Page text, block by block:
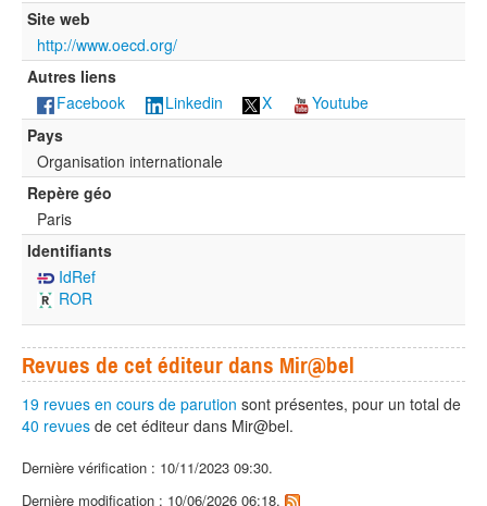
Site web
http://www.oecd.org/
Autres liens
Facebook
Linkedin X
Youtube
Pays
Organisation internationale
Repère géo
Paris
Identifiants
IdRef
ROR
Revues de cet éditeur dans Mir@bel
19 revues en cours de parution sont présentes, pour un total de
40 revues de cet éditeur dans Mir@bel.
Dernière vérification : 10/11/2023 09:30.
Dernière modification : 10/06/2026 06:18.